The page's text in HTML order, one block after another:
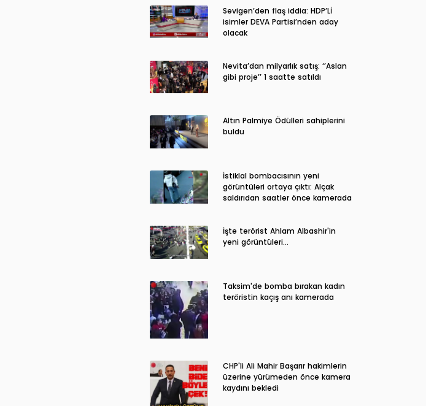
Sevigen’den flaş iddia: HDP’Lİ
isimler DEVA Partisi’nden aday
olacak
Nevita’dan milyarlık satış: ‘’Aslan
gibi proje’’ 1 saatte satıldı
Altın Palmiye Ödülleri sahiplerini
buldu
İstiklal bombacısının yeni
görüntüleri ortaya çıktı: Alçak
saldırıdan saatler önce kamerada
İşte terörist Ahlam Albashir'in
yeni görüntüleri…
Taksim'de bomba bırakan kadın
teröristin kaçış anı kamerada
CHP'li Ali Mahir Başarır hakimlerin
üzerine yürümeden önce kamera
kaydını bekledi